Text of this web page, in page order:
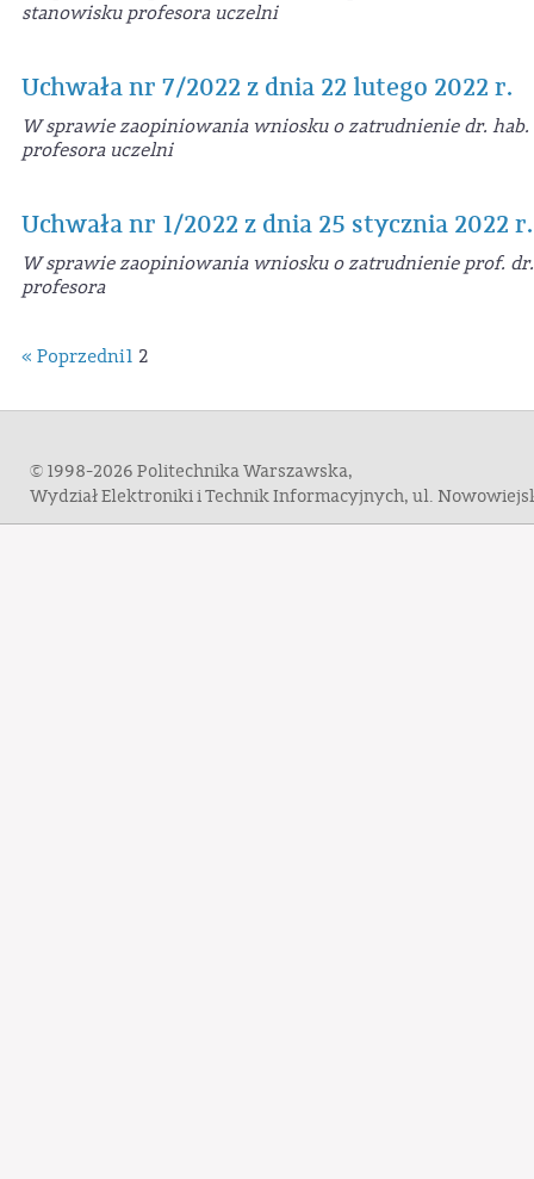
stanowisku profesora uczelni
Uchwała nr 7/2022 z dnia 22 lutego 2022 r.
W sprawie zaopiniowania wniosku o zatrudnienie dr.
profesora uczelni
Uchwała nr 1/2022 z dnia 25 stycznia 2022 r.
W sprawie zaopiniowania wniosku o zatrudnienie prof.
profesora
« Poprzedni1 2
© 1998-2026 Politechnika Warszawska,
Wydział Elektroniki i Technik Informacyjnych, ul.